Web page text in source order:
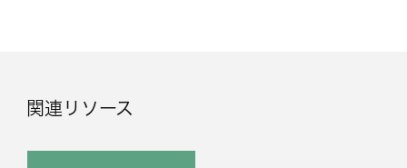
関連リソース